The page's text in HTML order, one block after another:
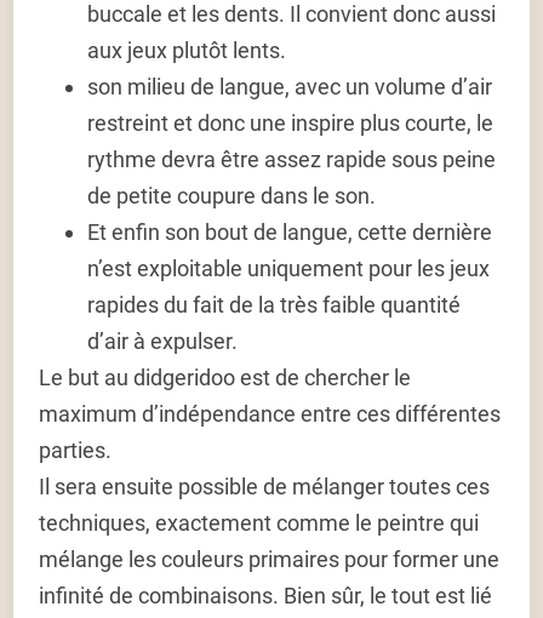
buccale et les dents. Il convient donc aussi
aux jeux plutôt lents.
son milieu de langue, avec un volume d’air
restreint et donc une inspire plus courte, le
rythme devra être assez rapide sous peine
de petite coupure dans le son.
Et enfin son bout de langue, cette dernière
n’est exploitable uniquement pour les jeux
rapides du fait de la très faible quantité
d’air à expulser.
Le but au didgeridoo est de chercher le
maximum d’indépendance entre ces différentes
parties.
Il sera ensuite possible de mélanger toutes ces
techniques, exactement comme le peintre qui
mélange les couleurs primaires pour former une
infinité de combinaisons. Bien sûr, le tout est lié